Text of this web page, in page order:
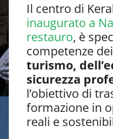
Il centro di
inaugurato a
restauro, è
competenze
turismo,
sicurezza
l’obiettivo di
formazione in
reali e